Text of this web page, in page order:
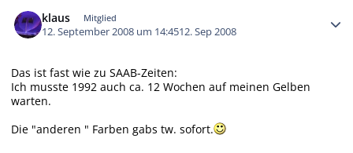
klaus Mitglied
12. September 2008 um 14:4512. Sep 2008
Das ist fast wie zu SAAB-Zeiten:
Ich musste 1992 auch ca. 12 Wochen auf meinen Gelben
warten.
Die "anderen " Farben gabs tw. sofort.